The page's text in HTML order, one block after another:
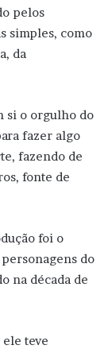
pelos
simples, como
da
si o orgulho do
fazer algo
fazendo de
fonte de
foi o
do
na década de
teve